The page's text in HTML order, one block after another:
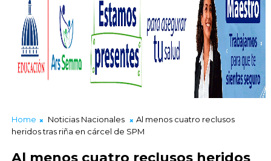
Home Noticias Nacionales
Al menos cuatro reclusos
heridos tras riña en cárcel de SPM
Al menos cuatro reclusos heridos